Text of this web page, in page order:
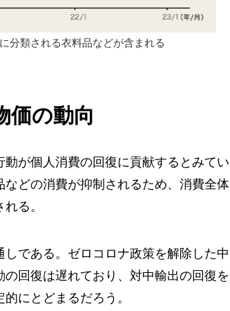
分類される衣料品などが含まれる
価の動向
が個人消費の回復に貢献するとみてい
どの消費が抑制されるため、消費全体
る。
である。ゼロコロナ政策を解除した中
回復は遅れており、対中輸出の回復を
にとどまるだろう。